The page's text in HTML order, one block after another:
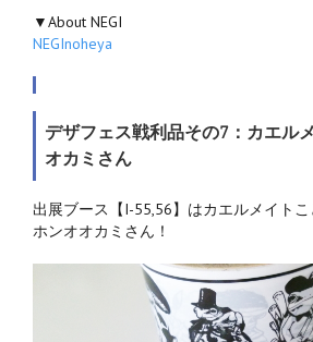
▼About NEGI
NEGInoheya
デザフェス戦利品その7：カエル
オカミさん
出展ブース【I-55,56】はカエルメイト
ホンオオカミさん！